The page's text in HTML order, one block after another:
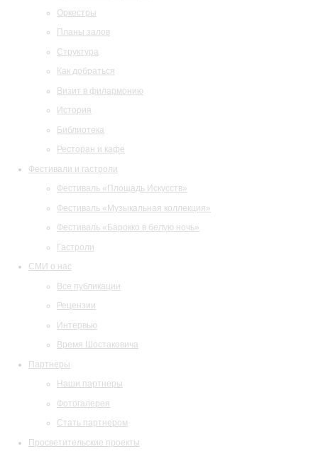
Оркестры
Планы залов
Структура
Как добраться
Визит в филармонию
История
Библиотека
Ресторан и кафе
Фестивали и гастроли
Фестиваль «Площадь Искусств»
Фестиваль «Музыкальная коллекция»
Фестиваль «Барокко в белую ночь»
Гастроли
СМИ о нас
Все публикации
Рецензии
Интервью
Время Шостаковича
Партнеры
Наши партнеры
Фотогалерея
Стать партнером
Просветительские проекты